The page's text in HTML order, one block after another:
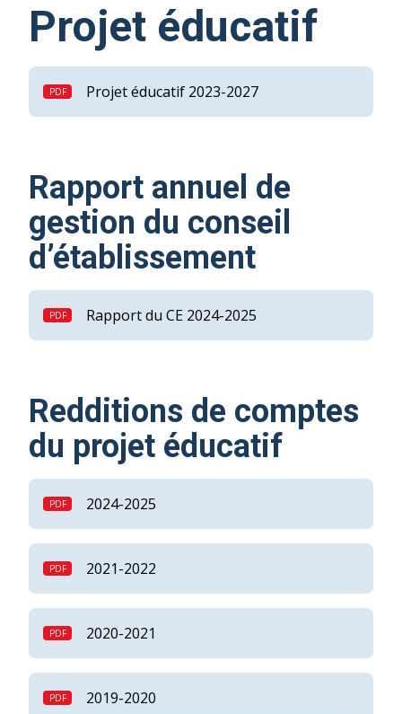
Projet éducatif
Projet éducatif 2023-2027
Rapport annuel de
gestion du conseil
d’établissement
Rapport du CE 2024-2025
Redditions de comptes
du projet éducatif
2024-2025
2021-2022
2020-2021
2019-2020